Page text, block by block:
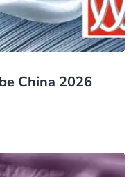
China 2026